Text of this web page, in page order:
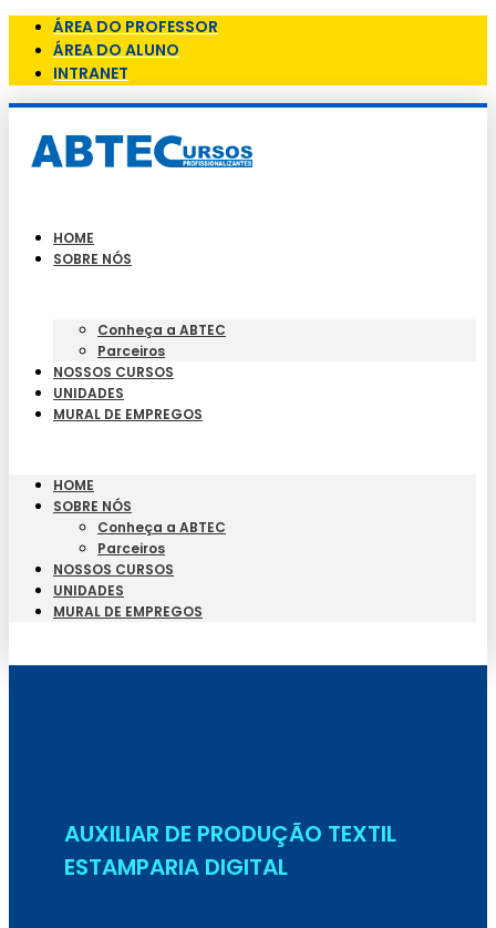
ÁREA DO PROFESSOR
ÁREA DO ALUNO
INTRANET
HOME
SOBRE NÓS
Conheça a ABTEC
Parceiros
NOSSOS CURSOS
UNIDADES
MURAL DE EMPREGOS
HOME
SOBRE NÓS
Conheça a ABTEC
Parceiros
NOSSOS CURSOS
UNIDADES
MURAL DE EMPREGOS
AUXILIAR DE PRODUÇÃO TEXTIL
ESTAMPARIA DIGITAL